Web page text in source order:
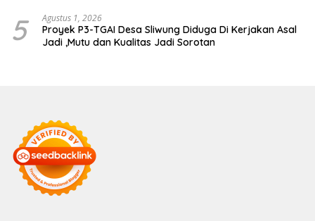
5 Agustus 1, 2026
Proyek P3-TGAI Desa Sliwung Diduga Di Kerjakan Asal
Jadi ,Mutu dan Kualitas Jadi Sorotan